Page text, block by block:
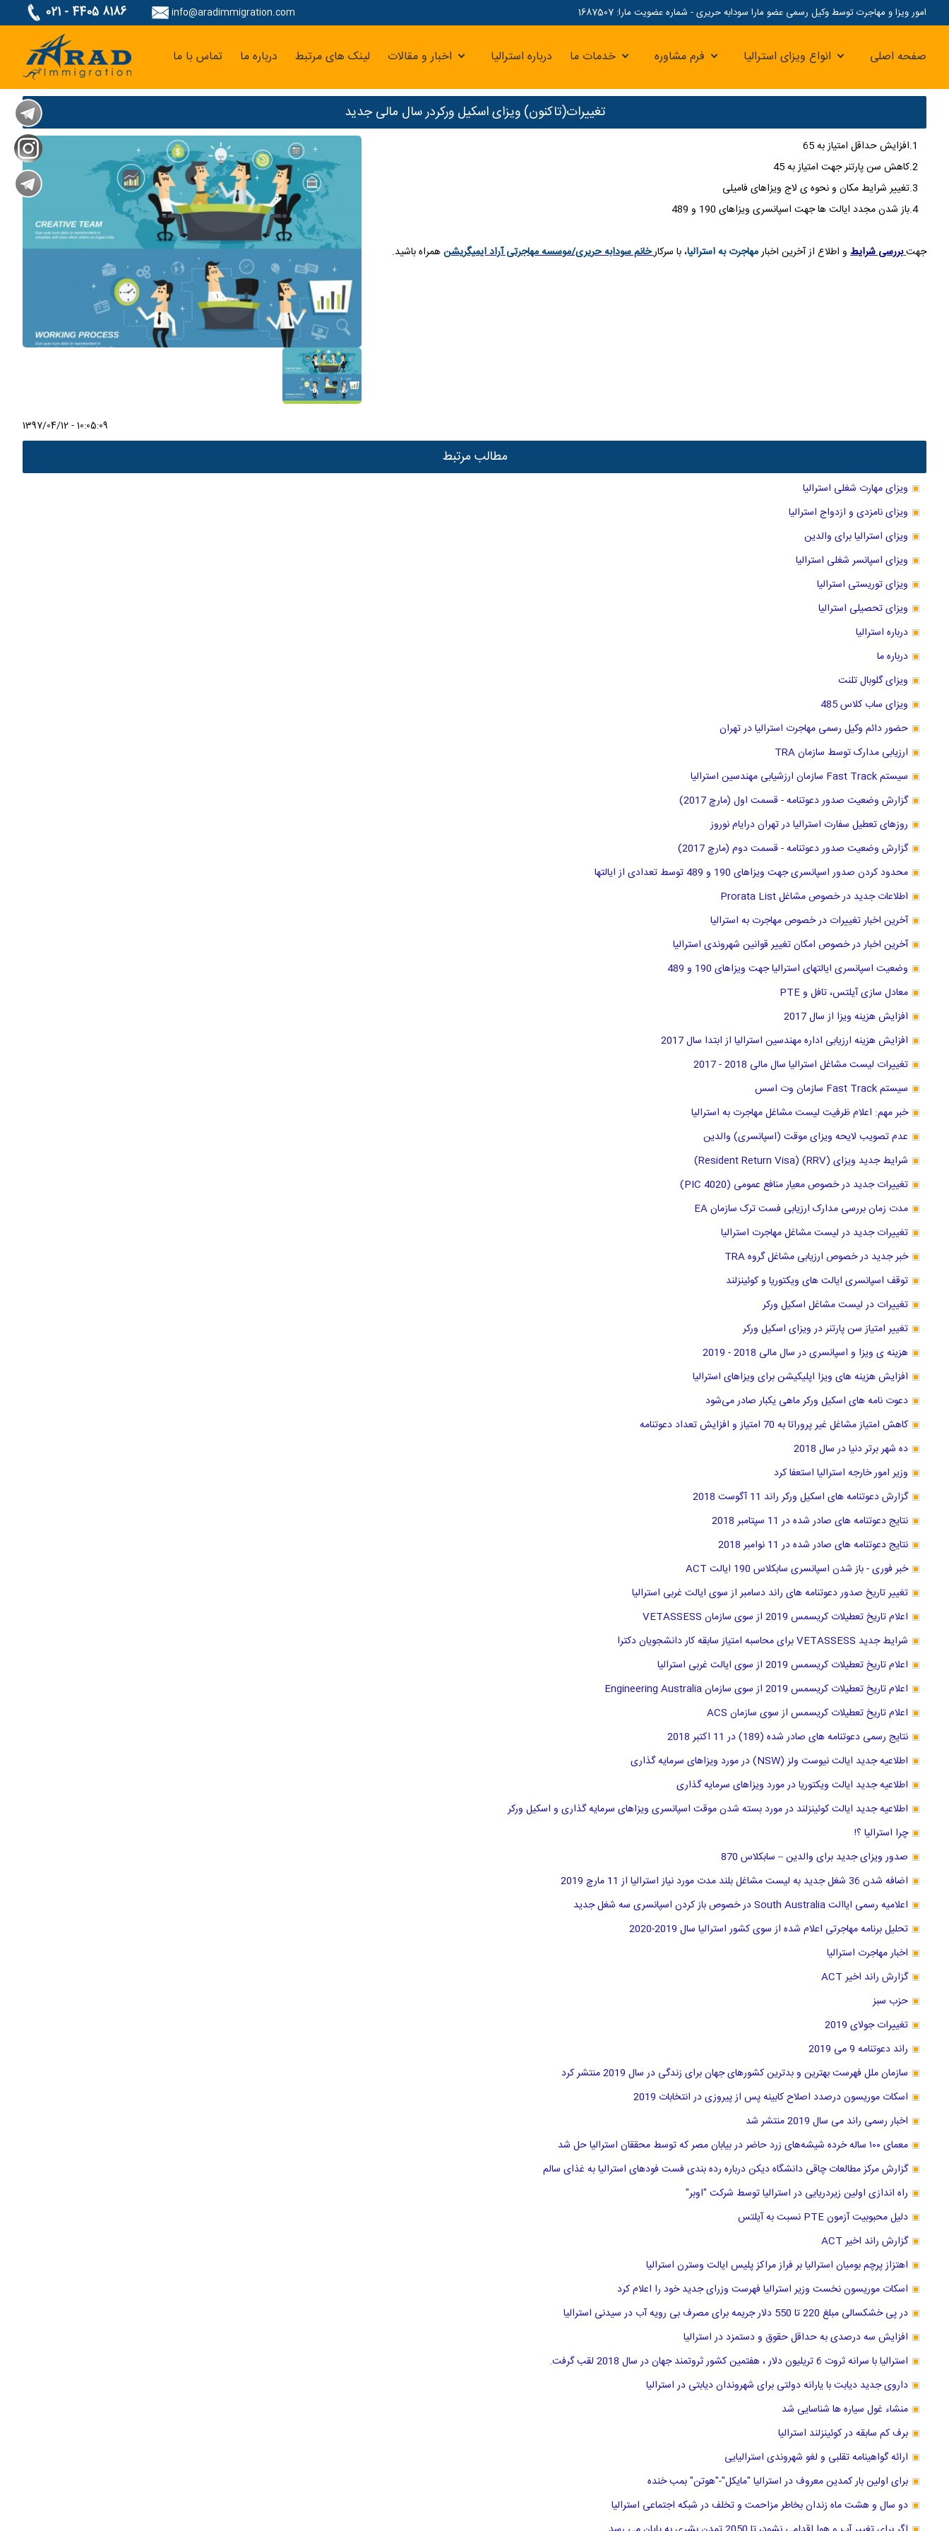
امور ویزا و مهاجرت توسط وکیل رسمی عضو مارا سودابه حریری - شماره عضویت مارا: 1687507 021 - 4405 8186 info@aradimmigration.com
صفحه اصلی انواع ویزای استرالیا فرم مشاوره خدمات ما درباره استرالیا اخبار و مقالات لینک های مرتبط درباره ما تماس با ما
تغییرات(تاکنون) ویزای اسکیل ورکردر سال مالی جدید
info@takvisa.com
4.باز شدن مجدد ایالت ها جهت اسپانسری ویزاهای 190 و 489
جهتبررسی شرایط و اطلاع از آخرین اخبارمهاجرت به استرالیا، با سرکارخانم سودابه حریری/موسسه مهاجرتی آراد ایمیگریشنهمراه باشید.
1397/04/12 - 10:05:09
مطالب مرتبط
ویزای مهارت شغلی استرالیا
ویزای نامزدی و ازدواج استرالیا
ویزای استرالیا برای والدین
ویزای اسپانسر شغلی استرالیا
ویزای توریستی استرالیا
ویزای تحصیلی استرالیا
درباره استرالیا
درباره ما
ویزای گلوبال تلنت
ویزای ساب کلاس 485
حضور دائم وکیل رسمی مهاجرت استرالیا در تهران
ارزیابی مدارک توسط سازمان TRA
سیستم Fast Track سازمان ارزشیابی مهندسین استرالیا
گزارش وضعیت صدور دعوتنامه - قسمت اول (مارچ 2017)
روزهای تعطیل سفارت استرالیا در تهران درایام نوروز
گزارش وضعیت صدور دعوتنامه - قسمت دوم (مارچ 2017)
محدود کردن صدور اسپانسری جهت ویزاهای 190 و 489 توسط تعدادی از ایالتها
اطلاعات جدید در خصوص مشاغل Prorata List
آخرین اخبار تغییرات در خصوص مهاجرت به استرالیا
آخرین اخبار در خصوص امکان تغییر قوانین شهروندی استرالیا
وضعیت اسپانسری ایالتهای استرالیا جهت ویزاهای 190 و 489
معادل سازی آیلتس، تافل و PTE
افزایش هزینه ویزا از سال 2017
افزایش هزینه ارزیابی اداره مهندسین استرالیا از ابتدا سال 2017
تغییرات لیست مشاغل استرالیا سال مالی 2018 - 2017
سیستم Fast Track سازمان وت اسس
خبر مهم: اعلام ظرفیت لیست مشاغل مهاجرت به استرالیا
عدم تصویب لایحه ویزای موقت (اسپانسری) والدین
شرایط جدید ویزای (RRV) (Resident Return Visa)
تغییرات جدید در خصوص معیار منافع عمومی (PIC 4020)
مدت زمان بررسی مدارک ارزیابی فست ترک سازمان EA
تغییرات جدید در لیست مشاغل مهاجرت استرالیا
خبر جدید در خصوص ارزیابی مشاغل گروه TRA
توقف اسپانسری ایالت های ویکتوریا و کوئینزلند
تغییرات در لیست مشاغل اسکیل ورکر
تغییر امتیاز سن پارتنر در ویزای اسکیل ورکر
هزینه ی ویزا و اسپانسری در سال مالی 2018 - 2019
افزایش هزینه های ویزا اپلیکیشن برای ویزاهای استرالیا
دعوت نامه های اسکیل ورکر ماهی یکبار صادر می‌شود
کاهش امتیاز مشاغل غیر پروراتا به 70 امتیاز و افزایش تعداد دعوتنامه
ده شهر برتر دنیا در سال 2018
وزیر امور خارجه استرالیا استعفا کرد
گزارش دعوتنامه های اسکیل ورکر راند 11 آگوست 2018
نتایج دعوتنامه های صادر شده در 11 سپتامبر 2018
نتایج دعوتنامه های صادر شده در 11 نوامبر 2018
خبر فوری - باز شدن اسپانسری سابکلاس 190 ایالت ACT
تغییر تاریخ صدور دعوتنامه های راند دسامبر از سوی ایالت غربی استرالیا
اعلام تاریخ تعطیلات کریسمس 2019 از سوی سازمان VETASSESS
شرایط جدید VETASSESS برای محاسبه امتیاز سابقه کار دانشجویان دکترا
اعلام تاریخ تعطیلات کریسمس 2019 از سوی ایالت غربی استرالیا
اعلام تاریخ تعطیلات کریسمس 2019 از سوی سازمان Engineering Australia
اعلام تاریخ تعطیلات کریسمس از سوی سازمان ACS
نتایج رسمی دعوتنامه های صادر شده (189) در 11 اکتبر 2018
اطلاعیه جدید ایالت نیوست ولز (NSW) در مورد ویزاهای سرمایه گذاری
اطلاعیه جدید ایالت ویکتوریا در مورد ویزاهای سرمایه گذاری
اطلاعیه جدید ایالت کوئینزلند در مورد بسته شدن موقت اسپانسری ویزاهای سرمایه گذاری و اسکیل ورکر
چرا استرالیا ؟!
صدور ویزای جدید برای والدین – سابکلاس 870
اضافه شدن 36 شغل جدید به لیست مشاغل بلند مدت مورد نیاز استرالیا از 11 مارچ 2019
اعلامیه رسمی ایاالت South Australia در خصوص باز کردن اسپانسری سه شغل جدید
تحلیل برنامه مهاجرتی اعلام شده از سوی کشور استرالیا سال 2019-2020
اخبار مهاجرت استرالیا
گزارش راند اخیر ACT
حزب سبز
تغییرات جولای 2019
راند دعوتنامه 9 می 2019
سازمان ملل فهرست بهترین و بدترین کشور‌های جهان برای زندگی در سال 2019 منتشر کرد
اسکات موریسون درصدد اصلاح کابینه پس از پیروزی در انتخابات 2019
اخبار رسمی راند می سال 2019 منتشر شد
معمای ۱۰۰ ساله خرده شیشه‌های زرد حاضر در بیابان مصر که توسط محققان استرالیا حل شد
گزارش مرکز مطالعات چاقی دانشگاه دیکن درباره رده بندی فست فودهای استرالیا به غذای سالم
راه اندازی اولین زیردریایی در استرالیا توسط شرکت "اوبر"
دلیل محبوبیت آزمون PTE نسبت به آیلتس
گزارش راند اخیر ACT
اهتزاز پرچم بومیان استرالیا بر فراز مراکز پلیس ایالت وسترن استرالیا
اسکات موریسون نخست وزیر استرالیا فهرست وزرای جدید خود را اعلام کرد
در پی خشکسالی مبلغ 220 تا 550 دلار جریمه برای مصرف بی رویه آب در سیدنی استرالیا
افزایش سه درصدی به حداقل حقوق و دستمزد در استرالیا
استرالیا با سرانه ثروت 6 تریلیون دلار ، هفتمین کشور ثروتمند جهان در سال 2018 لقب گرفت.
داروی جدید دیابت با یارانه دولتی برای شهروندان دیابتی در استرالیا
منشاء غول سیاره ها شناسایی شد
برف کم سابقه در کوئینزلند استرالیا
ارائه گواهینامه تقلبی و لغو شهروندی استرالیایی
برای اولین بار کمدین معروف در استرالیا "مایکل"-"هوتن" بمب خنده
دو سال و هشت ماه زندان بخاطر مزاحمت و تخلف در شبکه اجتماعی استرالیا